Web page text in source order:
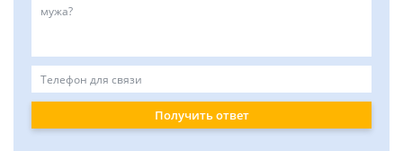
Получить ответ